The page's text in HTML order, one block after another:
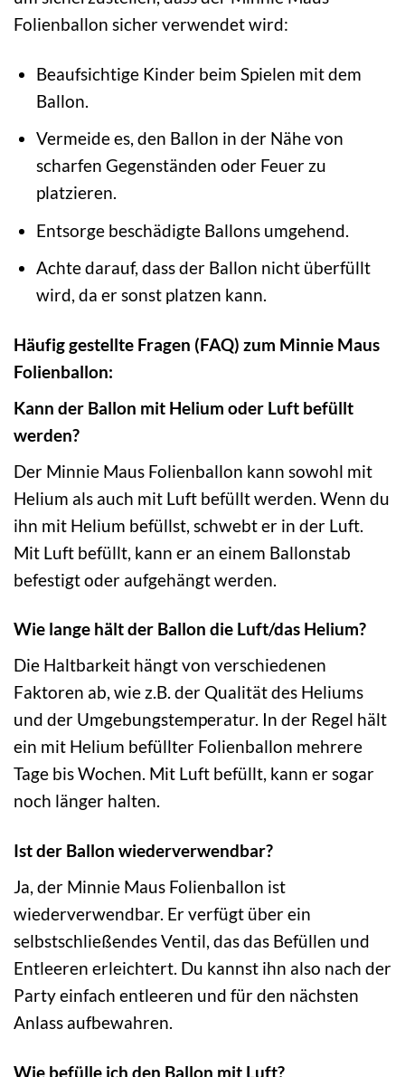
Folienballon sicher verwendet wird:
Beaufsichtige Kinder beim Spielen mit dem
Ballon.
Vermeide es, den Ballon in der Nähe von
scharfen Gegenständen oder Feuer zu
platzieren.
Entsorge beschädigte Ballons umgehend.
Achte darauf, dass der Ballon nicht überfüllt
wird, da er sonst platzen kann.
Häufig gestellte Fragen (FAQ) zum Minnie Maus
Folienballon:
Kann der Ballon mit Helium oder Luft befüllt
werden?
Der Minnie Maus Folienballon kann sowohl mit
Helium als auch mit Luft befüllt werden. Wenn du
ihn mit Helium befüllst, schwebt er in der Luft.
Mit Luft befüllt, kann er an einem Ballonstab
befestigt oder aufgehängt werden.
Wie lange hält der Ballon die Luft/das Helium?
Die Haltbarkeit hängt von verschiedenen
Faktoren ab, wie z.B. der Qualität des Heliums
und der Umgebungstemperatur. In der Regel hält
ein mit Helium befüllter Folienballon mehrere
Tage bis Wochen. Mit Luft befüllt, kann er sogar
noch länger halten.
Ist der Ballon wiederverwendbar?
Ja, der Minnie Maus Folienballon ist
wiederverwendbar. Er verfügt über ein
selbstschließendes Ventil, das das Befüllen und
Entleeren erleichtert. Du kannst ihn also nach der
Party einfach entleeren und für den nächsten
Anlass aufbewahren.
Wie befülle ich den Ballon mit Luft?